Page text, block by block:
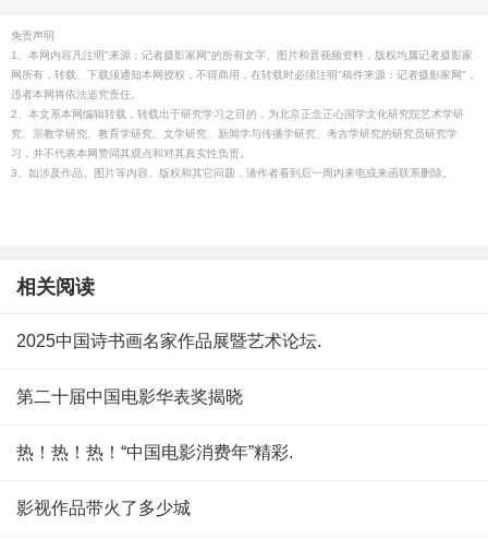
免责声明
1、本网内容凡注明"来源：记者摄影家网"的所有文字、图片和音视频资料，版权均属记者摄影家
网所有，转载、下载须通知本网授权，不得商用，在转载时必须注明"稿件来源：记者摄影家网"，
违者本网将依法追究责任。
2、本文系本网编辑转载，转载出于研究学习之目的，为北京正念正心国学文化研究院艺术学研
究、宗教学研究、教育学研究、文学研究、新闻学与传播学研究、考古学研究的研究员研究学
习，并不代表本网赞同其观点和对其真实性负责。
3、如涉及作品、图片等内容、版权和其它问题，请作者看到后一周内来电或来函联系删除。
相关阅读
2025中国诗书画名家作品展暨艺术论坛.
第二十届中国电影华表奖揭晓
热！热！热！“中国电影消费年”精彩.
影视作品带火了多少城